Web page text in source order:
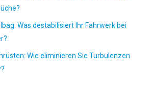
Was destabilisiert Ihr Fahrwerk bei
Wie eliminieren Sie Turbulenzen